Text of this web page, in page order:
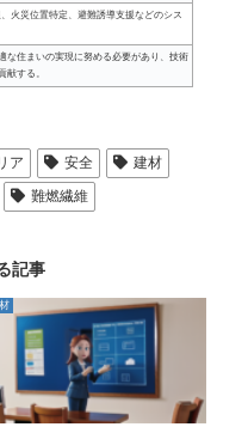
火災位置特定、避難誘導支援などのシス
な住まいの実現に努める必要があり、技術
献する。
ア 安全
建材
難燃繊維
記事